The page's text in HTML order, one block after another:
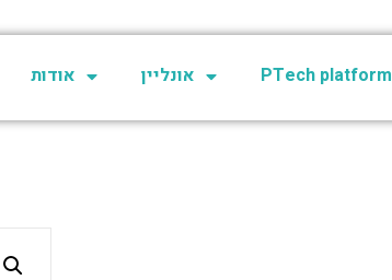
אודות אונליין PTech platform